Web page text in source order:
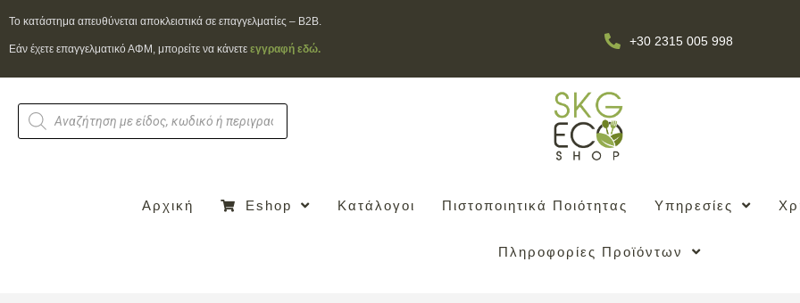
To κατάστημα απευθύνεται αποκλειστικά σε επαγγελματίες – B2B.
Εάν έχετε επαγγελματικό ΑΦΜ, μπορείτε να κάνετε εγγραφή εδώ.
+30 2315 005 998
Αρχική Eshop Κατάλογοι Πιστοποιητικά Ποιότητας Υπηρεσίες
Πληροφορίες Προϊόντων